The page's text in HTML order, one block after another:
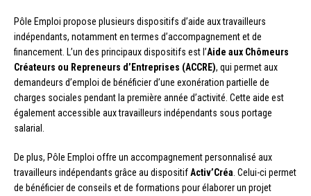
Pôle Emploi propose plusieurs dispositifs d’aide aux travailleurs
indépendants, notamment en termes d’accompagnement et de
financement. L’un des principaux dispositifs est l’Aide aux Chômeurs
Créateurs ou Repreneurs d’Entreprises (ACCRE), qui permet aux
demandeurs d’emploi de bénéficier d’une exonération partielle de
charges sociales pendant la première année d’activité. Cette aide est
également accessible aux travailleurs indépendants sous portage
salarial.
De plus, Pôle Emploi offre un accompagnement personnalisé aux
travailleurs indépendants grâce au dispositifActiv’Créa . Celui-ci permet
de bénéficier de conseils et de formations pour élaborer un projet